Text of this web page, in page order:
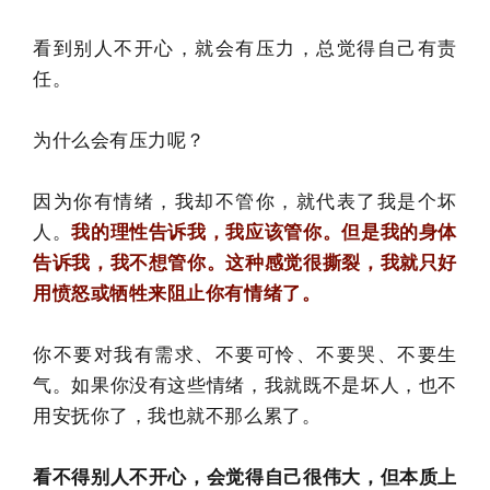
看到别人不开心，就会有压力，总觉得自己有责
任。
为什么会有压力呢？
因为你有情绪，我却不管你，就代表了我是个坏
人。我的理性告诉我，我应该管你。但是我的身体
告诉我，我不想管你。这种感觉很撕裂，我就只好
用愤怒或牺牲来阻止你有情绪了。
你不要对我有需求、不要可怜、不要哭、不要生
气。如果你没有这些情绪，我就既不是坏人，也不
用安抚你了，我也就不那么累了。
看不得别人不开心，会觉得自己很伟大，但本质上